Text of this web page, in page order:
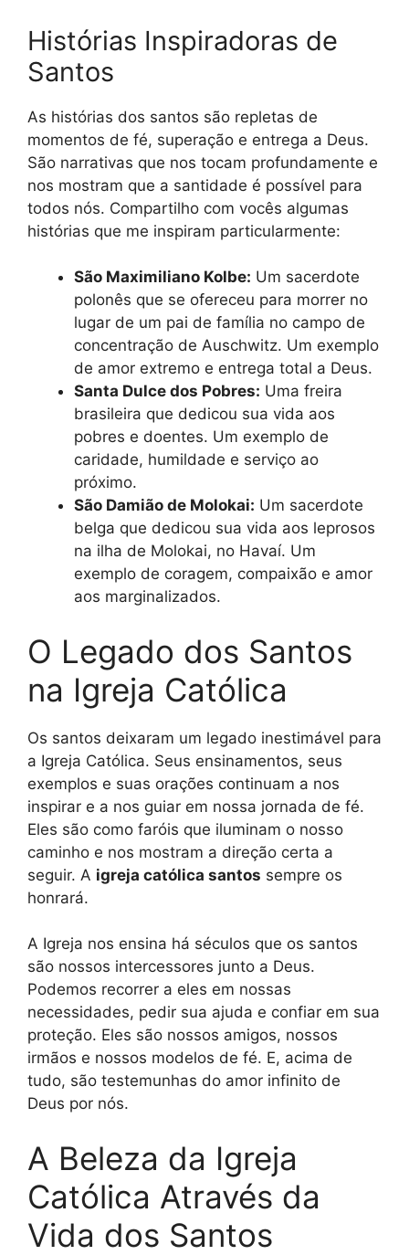
Histórias Inspiradoras de
Santos
As histórias dos santos são repletas de
momentos de fé, superação e entrega a Deus.
São narrativas que nos tocam profundamente e
nos mostram que a santidade é possível para
todos nós. Compartilho com vocês algumas
histórias que me inspiram particularmente:
São Maximiliano Kolbe: Um sacerdote
polonês que se ofereceu para morrer no
lugar de um pai de família no campo de
concentração de Auschwitz. Um exemplo
de amor extremo e entrega total a Deus.
Santa Dulce dos Pobres: Uma freira
brasileira que dedicou sua vida aos
pobres e doentes. Um exemplo de
caridade, humildade e serviço ao
próximo.
São Damião de Molokai: Um sacerdote
belga que dedicou sua vida aos leprosos
na ilha de Molokai, no Havaí. Um
exemplo de coragem, compaixão e amor
aos marginalizados.
O Legado dos Santos
na Igreja Católica
Os santos deixaram um legado inestimável para
a Igreja Católica. Seus ensinamentos, seus
exemplos e suas orações continuam a nos
inspirar e a nos guiar em nossa jornada de fé.
Eles são como faróis que iluminam o nosso
caminho e nos mostram a direção certa a
seguir. A igreja católica santos sempre os
honrará.
A Igreja nos ensina há séculos que os santos
são nossos intercessores junto a Deus.
Podemos recorrer a eles em nossas
necessidades, pedir sua ajuda e confiar em sua
proteção. Eles são nossos amigos, nossos
irmãos e nossos modelos de fé. E, acima de
tudo, são testemunhas do amor infinito de
Deus por nós.
A Beleza da Igreja
Católica Através da
Vida dos Santos